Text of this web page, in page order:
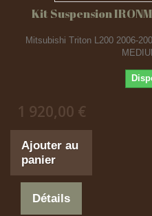
Kit Suspension
Mitsubishi Triton L200 2006-
1 920,00 €
Ajouter au
panier
Détails